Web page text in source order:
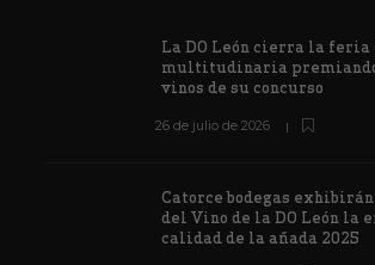
La DO León cierra la feria
multitudinaria
vinos de su concurso
26 de julio de 2026
Catorce bodegas
del Vino de la DO León la
calidad de la añada 2025